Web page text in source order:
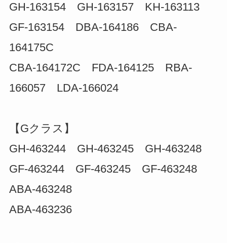
GH-163154 GH-163157 KH-163113
GF-163154 DBA-164186 CBA-
164175C
CBA-164172C FDA-164125 RBA-
166057 LDA-166024
【Gクラス】
GH-463244 GH-463245 GH-463248
GF-463244 GF-463245 GF-463248
ABA-463248
ABA-463236